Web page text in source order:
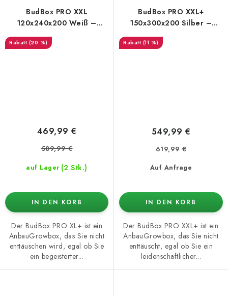
BudBox PRO XXL
120x240x200 Weiß –
Growbox
(20 %)
auf Lager (2 Stk.)
469,99 €
589,99 €
IN DEN KORB
Der BudBox PRO XL+ ist ein
AnbauGrowbox, das Sie nicht
enttäuschen wird, egal ob Sie
ein begeisterter...
BudBox PRO XXL+
150x300x200 Silber –
Growbox
(11 %)
Auf Anfrage
549,99 €
619,99 €
IN DEN KORB
Der BudBox PRO XXL+ ist ein
AnbauGrowbox, das Sie nicht
enttäuscht, egal ob Sie ein
leidenschaftlicher...